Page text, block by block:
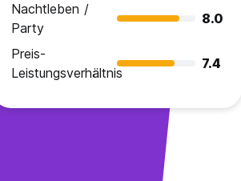
Nachtleben /
Party
8.0
Preis-
Leistungsverhältnis
7.4